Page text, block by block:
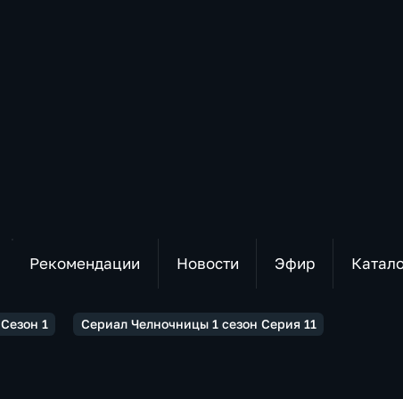
Рекомендации Новости Эфир
Сезон 1 Сериал Челночницы 1 сезон Серия 11